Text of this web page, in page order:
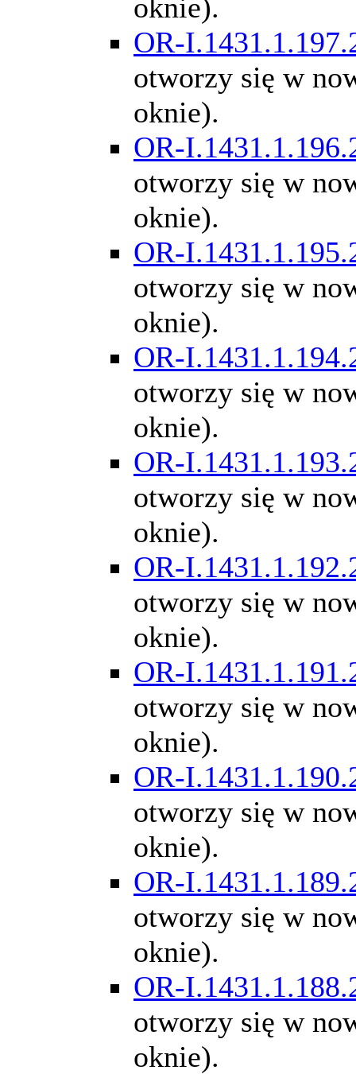
oknie).
OR-
otworzy się w
oknie).
OR-
otworzy się w
oknie).
OR-
otworzy się w
oknie).
OR-
otworzy się w
oknie).
OR-
otworzy się w
oknie).
OR-
otworzy się w
oknie).
OR-
otworzy się w
oknie).
OR-
otworzy się w
oknie).
OR-
otworzy się w
oknie).
OR-
otworzy się w
oknie).